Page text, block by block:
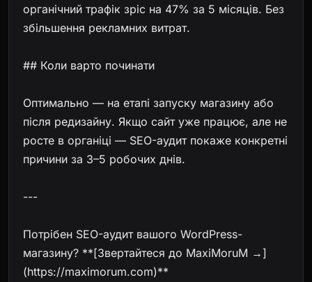
органічний трафік зріс на 47% за 5 місяців. Без
збільшення рекламних витрат.
## Коли варто починати
Оптимально — на етапі запуску магазину або
після редизайну. Якщо сайт уже працює, але не
росте в органіці — SEO-аудит покаже конкретні
причини за 3–5 робочих днів.
---
Потрібен SEO-аудит вашого WordPress-
магазину? **[Звертайтеся до MaxiMoruM →]
(https://maximorum.com)**